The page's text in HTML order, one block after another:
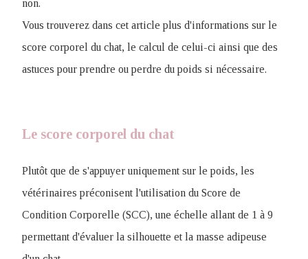
non.
Vous trouverez dans cet article plus d'informations sur le
score corporel du chat, le calcul de celui-ci ainsi que des
astuces pour prendre ou perdre du poids si nécessaire.
Le score corporel du chat
Plutôt que de s'appuyer uniquement sur le poids, les
vétérinaires préconisent l'utilisation du Score de
Condition Corporelle (SCC), une échelle allant de 1 à 9
permettant d'évaluer la silhouette et la masse adipeuse